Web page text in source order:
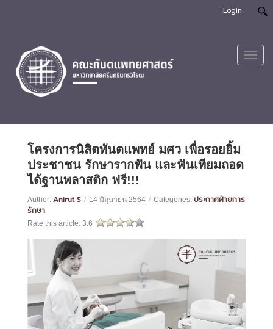
Login
โครงการนิสิตทันตแพทย์ มศว เพื่อรอยยิ้ม
ประชาชน รักษารากฟัน และฟันเทียมถอด
ได้ฐานพลาสติก ฟรี!!!
Author: Anirut S / 14 มิถุนายน 2564 / Categories: ประกาศฝ่ายการ
รักษา
Rate this article: 3.6